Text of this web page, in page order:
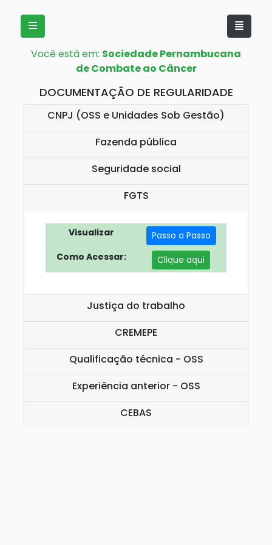
Você está em: Sociedade Pernambucana
de Combate ao Câncer
DOCUMENTAÇÃO DE REGULARIDADE
CNPJ (OSS e Unidades Sob Gestão)
Fazenda pública
Seguridade social
FGTS
Visualizar
Passo a Passo
Como Acessar:
Clique aqui
Justiça do trabalho
CREMEPE
Qualificação técnica - OSS
Experiência anterior - OSS
CEBAS